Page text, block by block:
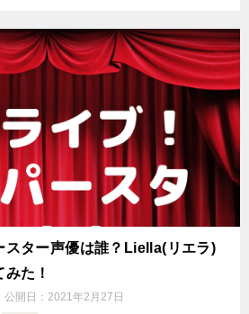
スター声優は誰？Liella(リエラ)
た！
公開日： 2021年2月27日